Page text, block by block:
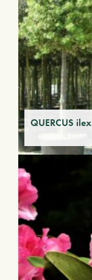
QUERCUS ilex